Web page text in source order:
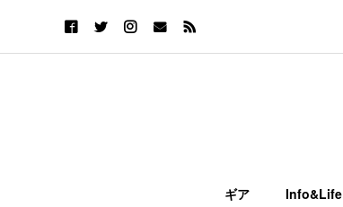
ギア Info&Life